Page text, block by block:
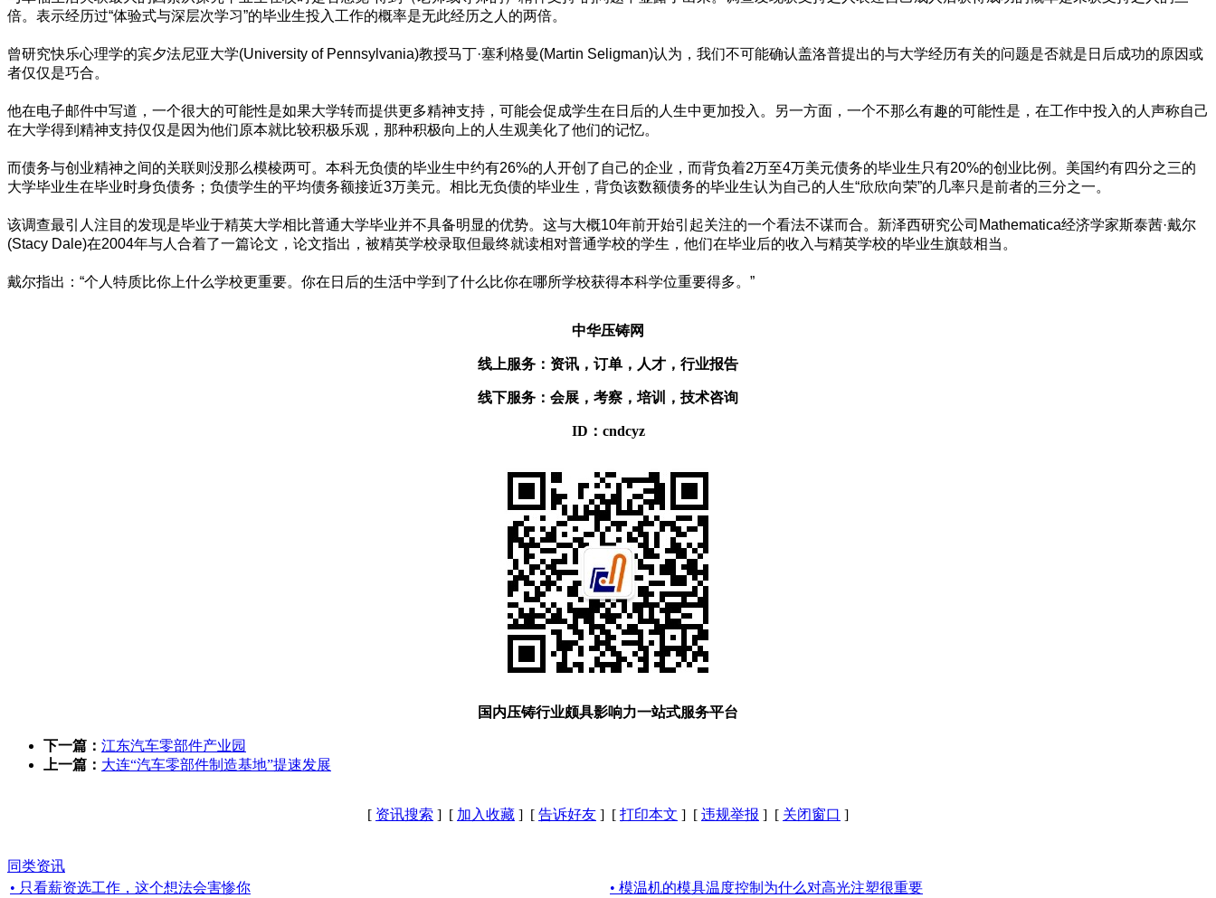
倍。表示经历过“体验式与深层次学习”的毕业生投入工作的概率是无此经历之人的两倍。
曾研究快乐心理学的宾夕法尼亚大学(University of Pennsylvania)教授马丁·塞利格曼(Martin Seligman)认为，我们不可能确认盖洛普提出的与大学经历有关的问题是否就是日后成功的原因或
者仅仅是巧合。
他在电子邮件中写道，一个很大的可能性是如果大学转而提供更多精神支持，可能会促成学生在日后的人生中更加投入。另一方面，一个不那么有趣的可能性是，在工作中投入的人声称自己
在大学得到精神支持仅仅是因为他们原本就比较积极乐观，那种积极向上的人生观美化了他们的记忆。
而债务与创业精神之间的关联则没那么模棱两可。本科无负债的毕业生中约有26%的人开创了自己的企业，而背负着2万至4万美元债务的毕业生只有20%的创业比例。美国约有四分之三的
大学毕业生在毕业时身负债务；负债学生的平均债务额接近3万美元。相比无负债的毕业生，背负该数额债务的毕业生认为自己的人生“欣欣向荣”的几率只是前者的三分之一。
该调查最引人注目的发现是毕业于精英大学相比普通大学毕业并不具备明显的优势。这与大概10年前开始引起关注的一个看法不谋而合。新泽西研究公司Mathematica经济学家斯泰茜·戴尔
(Stacy Dale)在2004年与人合着了一篇论文，论文指出，被精英学校录取但最终就读相对普通学校的学生，他们在毕业后的收入与精英学校的毕业生旗鼓相当。
戴尔指出：“个人特质比你上什么学校更重要。你在日后的生活中学到了什么比你在哪所学校获得本科学位重要得多。”
中华压铸网
线上服务：资讯，订单，人才，行业报告
线下服务：会展，考察，培训，技术咨询
ID：cndcyz
国内压铸行业颇具影响力一站式服务平台
下一篇： 江东汽车零部件产业园
上一篇： 大连“汽车零部件制造基地”提速发展
[ 资讯搜索 ] [ 加入收藏 ] [ 告诉好友 ] [ 打印本文 ] [ 违规举报 ] [ 关闭窗口 ]
同类资讯
• 只看薪资选工作，这个想法会害惨你
• 模温机的模具温度控制为什么对高光注塑很重要